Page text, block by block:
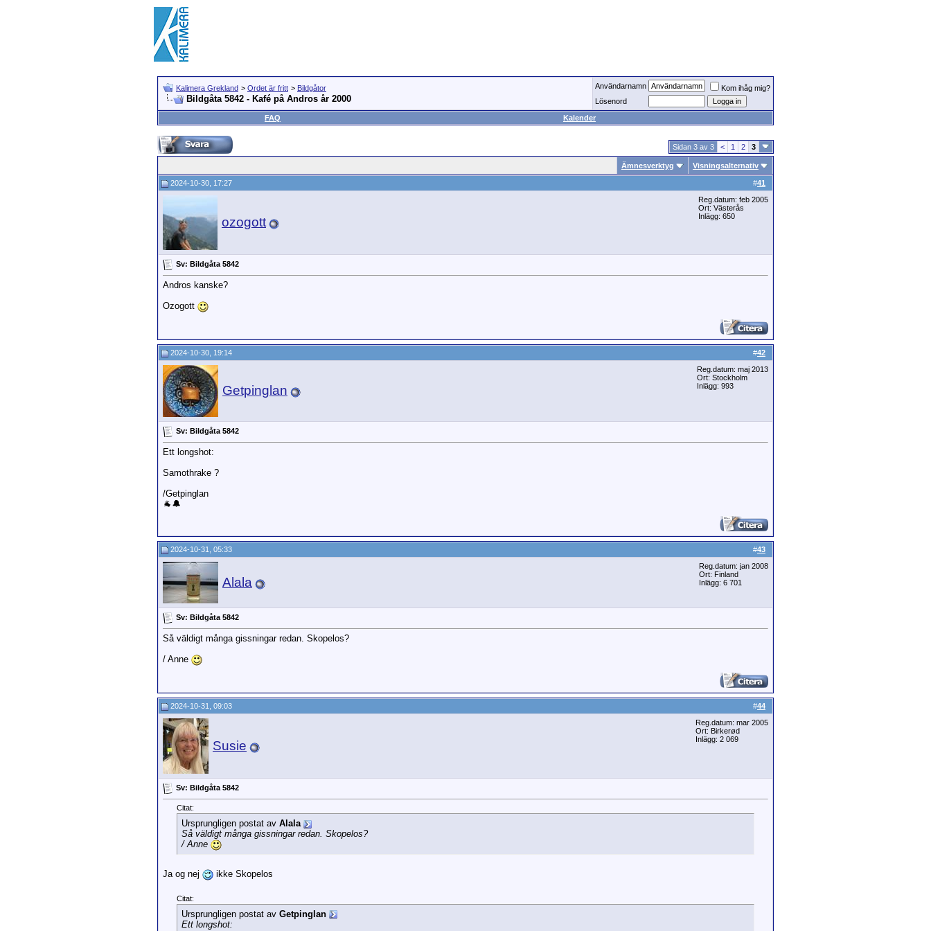
Kalimera Grekland > Ordet är fritt > Bildgåtor
Bildgåta 5842 - Kafé på Andros år 2000
Användarnamn
Kom ihåg mig?
Lösenord
FAQ
Kalender
Sidan 3 av 3 < 1 2 3
Ämnesverktyg Visningsalternativ
#41
2024-10-30, 17:27
ozogott
Reg.datum: feb 2005
Ort: Västerås
Inlägg: 650
Sv: Bildgåta 5842
Andros kanske?
Ozogott
#42
2024-10-30, 19:14
Getpinglan
Reg.datum: maj 2013
Ort: Stockholm
Inlägg: 993
Sv: Bildgåta 5842
Ett longshot:
Samothrake ?
/Getpinglan
🐐🔔
#43
2024-10-31, 05:33
Alala
Reg.datum: jan 2008
Ort: Finland
Inlägg: 6 701
Sv: Bildgåta 5842
Så väldigt många gissningar redan. Skopelos?
/ Anne
#44
2024-10-31, 09:03
Susie
Reg.datum: mar 2005
Ort: Birkerød
Inlägg: 2 069
Sv: Bildgåta 5842
Citat:
Ursprungligen postat av Alala
Så väldigt många gissningar redan. Skopelos?
/ Anne
Ja og nej ikke Skopelos
Citat:
Ursprungligen postat av Getpinglan
Ett longshot: